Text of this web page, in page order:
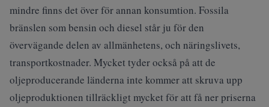
mindre finns det över för annan konsumtion. Fossila
bränslen som bensin och diesel står ju för den
övervägande delen av allmänhetens, och näringslivets,
transportkostnader. Mycket tyder också på att de
oljeproducerande länderna inte kommer att skruva upp
oljeproduktionen tillräckligt mycket för att få ner priserna